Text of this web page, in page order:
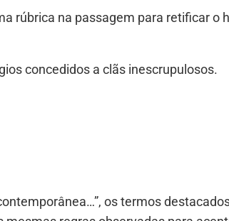
rúbrica na passagem para retificar o
concedidos a clãs inescrupulosos.
os termos